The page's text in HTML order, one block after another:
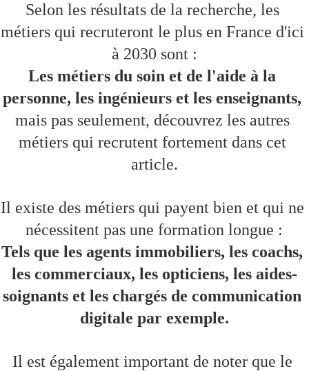
Selon les résultats de la recherche, les
métiers qui recruteront le plus en France d'ici
à 2030 sont :
Les métiers du soin et de l'aide à la
personne, les ingénieurs et les enseignants,
mais pas seulement, découvrez les autres
métiers qui recrutent fortement dans cet
article.
Il existe des métiers qui payent bien et qui ne
nécessitent pas une formation longue :
Tels que les agents immobiliers, les coachs,
les commerciaux, les opticiens, les aides-
soignants et les chargés de communication
digitale par exemple.
Il est également important de noter que le